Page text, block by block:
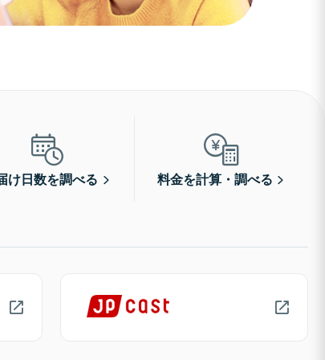
け日数を調べる 料金を計算・調べる